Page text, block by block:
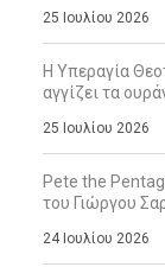
25 Ιουλίου 2026
Η Υπεραγία
αγγίζει τα
25 Ιουλίου 2026
Pete the
του Γιώργου
24 Ιουλίου 2026